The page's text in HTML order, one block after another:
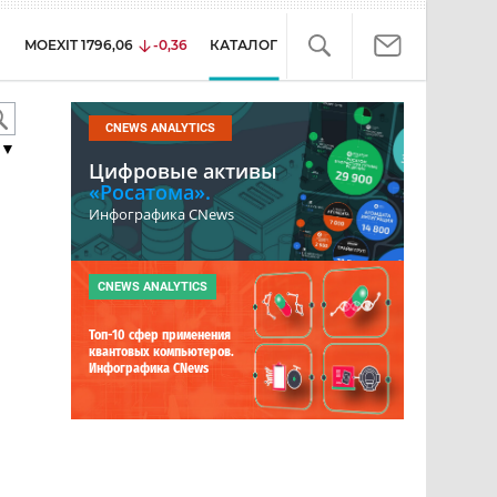
MOEXIT 1796,06 -0,36 КАТАЛОГ
CNEWS ANALYTICS
Цифровые активы
«Росатома».
Инфографика CNews
CNEWS ANALYTICS
Топ-10 сфер применения
квантовых компьютеров.
Инфографика CNews